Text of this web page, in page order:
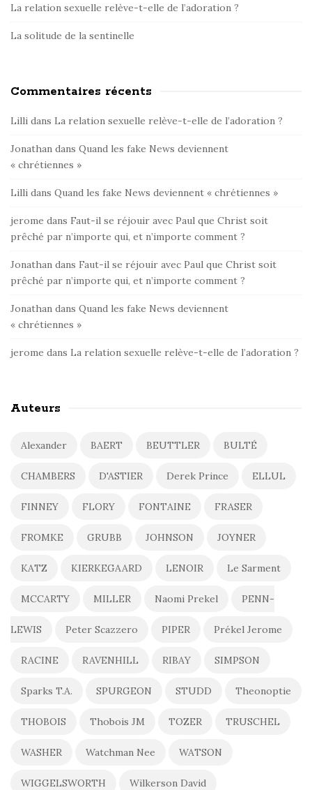
La relation sexuelle relève-t-elle de l’adoration ?
La solitude de la sentinelle
Commentaires récents
Lilli dans La relation sexuelle relève-t-elle de l’adoration ?
Jonathan dans Quand les fake News deviennent
« chrétiennes »
Lilli dans Quand les fake News deviennent « chrétiennes »
jerome dans Faut-il se réjouir avec Paul que Christ soit
prêché par n’importe qui, et n’importe comment ?
Jonathan dans Faut-il se réjouir avec Paul que Christ soit
prêché par n’importe qui, et n’importe comment ?
Jonathan dans Quand les fake News deviennent
« chrétiennes »
jerome dans La relation sexuelle relève-t-elle de l’adoration ?
Auteurs
Alexander BAERT BEUTTLER BULTÉ
CHAMBERS D'ASTIER Derek Prince ELLUL
FINNEY FLORY FONTAINE FRASER
FROMKE GRUBB JOHNSON JOYNER
KATZ KIERKEGAARD LENOIR Le Sarment
MCCARTY MILLER Naomi Prekel PENN-
LEWIS Peter Scazzero PIPER Prékel Jerome
RACINE RAVENHILL RIBAY SIMPSON
Sparks T.A. SPURGEON STUDD Theonoptie
THOBOIS Thobois JM TOZER TRUSCHEL
WASHER Watchman Nee WATSON
WIGGELSWORTH Wilkerson David